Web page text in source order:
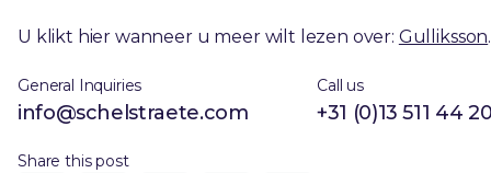
U klikt hier wanneer u meer wilt lezen over: Gulliksson.
General Inquiries
info@schelstraete.com
Call us
+31 (0)13 511 44
Share this post